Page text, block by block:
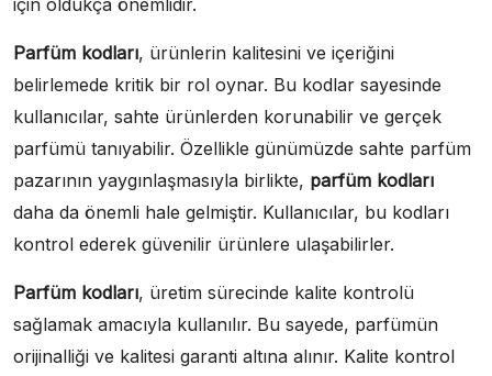
için oldukça önemlidir.
Parfüm kodları, ürünlerin kalitesini ve içeriğini
belirlemede kritik bir rol oynar. Bu kodlar sayesinde
kullanıcılar, sahte ürünlerden korunabilir ve gerçek
parfümü tanıyabilir. Özellikle günümüzde sahte parfüm
pazarının yaygınlaşmasıyla birlikte, parfüm kodları
daha da önemli hale gelmiştir. Kullanıcılar, bu kodları
kontrol ederek güvenilir ürünlere ulaşabilirler.
Parfüm kodları, üretim sürecinde kalite kontrolü
sağlamak amacıyla kullanılır. Bu sayede, parfümün
orijinalliği ve kalitesi garanti altına alınır. Kalite kontrol